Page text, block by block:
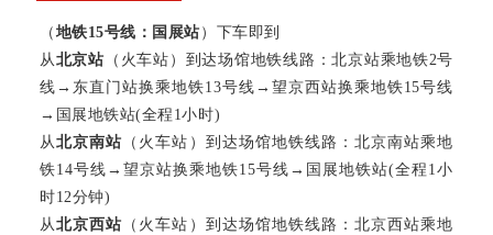
（ 地铁15号线：国展站 ） 下车即到
从北京站 （火车站） 到达场馆地铁线路：北京站乘地铁2号
线→东直门站换乘地铁13号线→望京西站换乘地铁15号线
→ 国展地铁站(全程1小时)
从北京南站 （火车站） 到 达场馆地铁线路：北京南站乘地
铁14号线 → 望京站换乘地铁15号线 → 国展地铁站(全程1小
时12分钟)
从北京西站 （火车站） 到 达场馆地铁线路：北京西站乘地